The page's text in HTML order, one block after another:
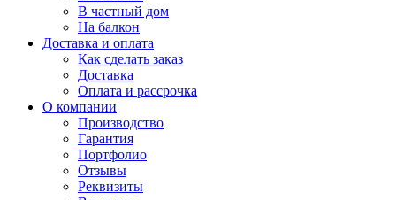
В частный дом
На балкон
Доставка и оплата
Как сделать заказ
Доставка
Оплата и рассрочка
О компании
Производство
Гарантия
Портфолио
Отзывы
Реквизиты